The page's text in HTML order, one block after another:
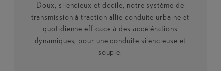
Doux, silencieux et docile, notre système de
transmission à traction allie conduite urbaine et
quotidienne efficace à des accélérations
dynamiques, pour une conduite silencieuse et
souple.